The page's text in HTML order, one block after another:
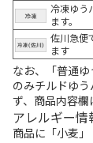
冷凍ゆう
ます。
佐川急便
ます
なお、「普通
のみチルドゆ
ず、商品内容欄
アレルギー情
商品に「小麦